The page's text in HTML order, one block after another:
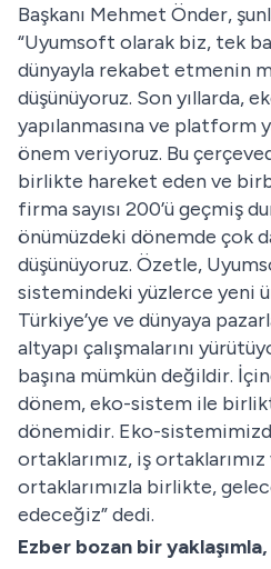
Başkanı Mehmet Önder,
“Uyumsoft olarak biz, tek
dünyayla rekabet etmenin
düşünüyoruz. Son yıllarda,
yapılanmasına ve platform
önem veriyoruz. Bu
birlikte hareket eden ve
firma sayısı 200’ü geçmiş
önümüzdeki dönemde çok
düşünüyoruz. Özetle,
sistemindeki yüzlerce yeni
Türkiye’ye ve dünyaya
altyapı çalışmalarını
başına mümkün değildir.
dönem, eko-sistem ile
dönemidir. Eko-
ortaklarımız, iş
ortaklarımızla birlikte,
edeceğiz” dedi.
Ezber bozan bir